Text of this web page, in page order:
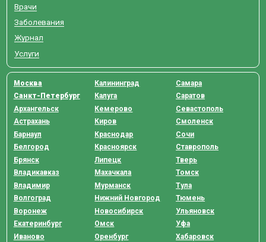
Врачи
Заболевания
Журнал
Услуги
Москва
Санкт-Петербург
Архангельск
Астрахань
Барнаул
Белгород
Брянск
Владикавказ
Владимир
Волгоград
Воронеж
Екатеринбург
Иваново
Калининград
Калуга
Кемерово
Киров
Краснодар
Красноярск
Липецк
Махачкала
Мурманск
Нижний Новгород
Новосибирск
Омск
Оренбург
Самара
Саратов
Севастополь
Смоленск
Сочи
Ставрополь
Тверь
Томск
Тула
Тюмень
Ульяновск
Уфа
Хабаровск